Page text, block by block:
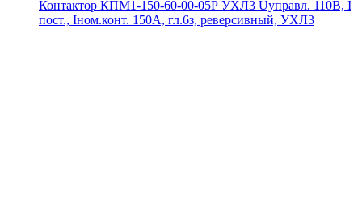
Контактор КПМ1-150-60-00-05Р УХЛ3 Uуправл. 110В, I
пост., Iном.конт. 150А, гл.6з, реверсивный, УХЛ3